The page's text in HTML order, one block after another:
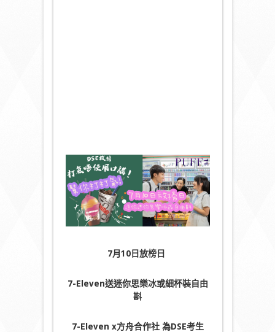
7月10日放榜日
7-Eleven送迷你思樂冰或細杯裝自由
斟
7-Eleven x方舟合作社 為DSE考生